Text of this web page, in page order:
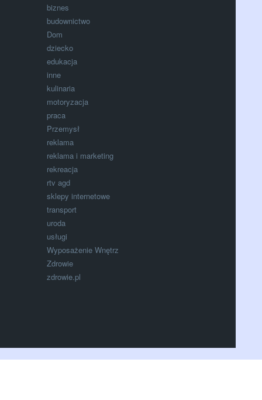
biznes
budownictwo
Dom
dziecko
edukacja
inne
kulinaria
motoryzacja
praca
Przemysł
reklama
reklama i marketing
rekreacja
rtv agd
sklepy internetowe
transport
uroda
usługi
Wyposażenie Wnętrz
Zdrowie
zdrowie.pl